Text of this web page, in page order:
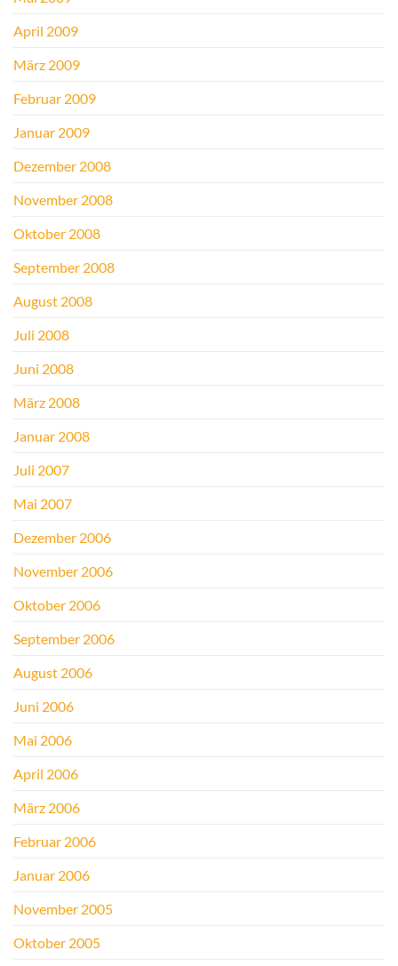
April 2009
März 2009
Februar 2009
Januar 2009
Dezember 2008
November 2008
Oktober 2008
September 2008
August 2008
Juli 2008
Juni 2008
März 2008
Januar 2008
Juli 2007
Mai 2007
Dezember 2006
November 2006
Oktober 2006
September 2006
August 2006
Juni 2006
Mai 2006
April 2006
März 2006
Februar 2006
Januar 2006
November 2005
Oktober 2005